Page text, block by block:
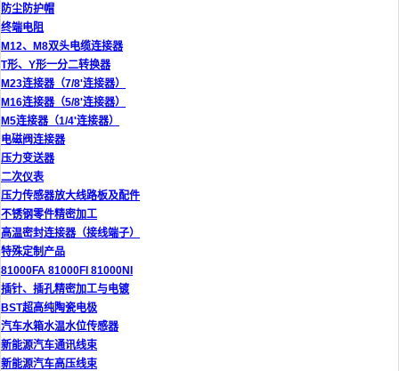
防尘防护帽
终端电阻
M12、M8双头电缆连接器
T形、Y形一分二转换器
M23连接器（7/8'连接器）
M16连接器（5/8'连接器）
M5连接器（1/4'连接器）
电磁阀连接器
压力变送器
二次仪表
压力传感器放大线路板及配件
不锈钢零件精密加工
高温密封连接器（接线端子）
特殊定制产品
81000FA 81000FI 81000NI
插针、插孔精密加工与电镀
BST超高纯陶瓷电极
汽车水箱水温水位传感器
新能源汽车通讯线束
新能源汽车高压线束